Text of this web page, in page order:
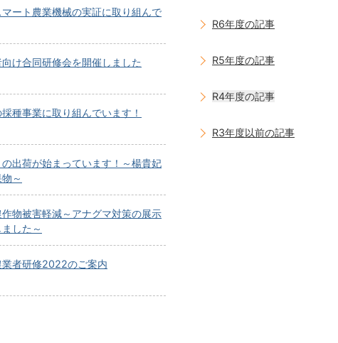
ート農業機械の実証に取り組んで
け合同研修会を開催しました
種事業に取り組んでいます！
の出荷が始まっています！～楊貴妃
～
物被害軽減～アナグマ対策の展示
した～
業者研修2022のご案内
R6年度の記事
R5年度の記事
R4年度の記事
R3年度以前の記事